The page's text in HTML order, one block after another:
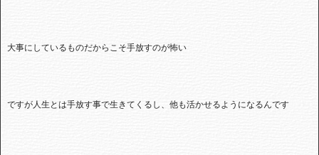
大事にしているものだからこそ手放すのが怖い
ですが人生とは手放す事で生きてくるし、他も活かせるようになるんです